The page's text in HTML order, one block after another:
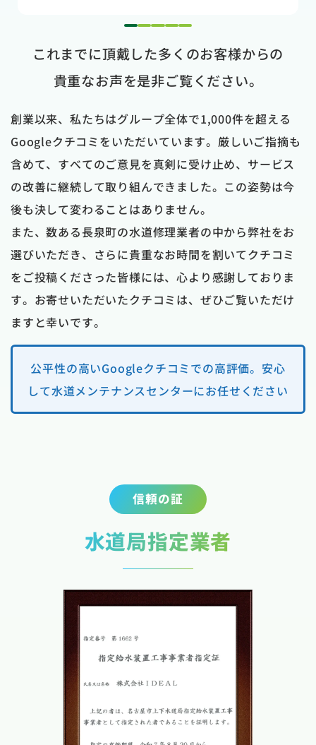
た。 今回は2階のトイレでしたが、1階のトイレも修
た。
1 2 3 4 5
これまでに頂戴した多くのお客様からの
貴重なお声を是非ご覧ください。
創業以来、私たちはグループ全体で1,000件を超える
Googleクチコミをいただいています。厳しいご指摘も
含めて、すべてのご意見を真剣に受け止め、サービス
の改善に継続して取り組んできました。この姿勢は今
後も決して変わることはありません。
また、数ある長泉町の水道修理業者の中から弊社をお
選びいただき、さらに貴重なお時間を割いてクチコミ
をご投稿くださった皆様には、心より感謝しておりま
す。お寄せいただいたクチコミは、ぜひご覧いただけ
ますと幸いです。
公平性の高いGoogleクチコミでの高評価。安心
して水道メンテナンスセンターにお任せください
信頼の証
水道局指定業者